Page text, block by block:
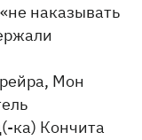
наказывать
Мон
ка) Кончита